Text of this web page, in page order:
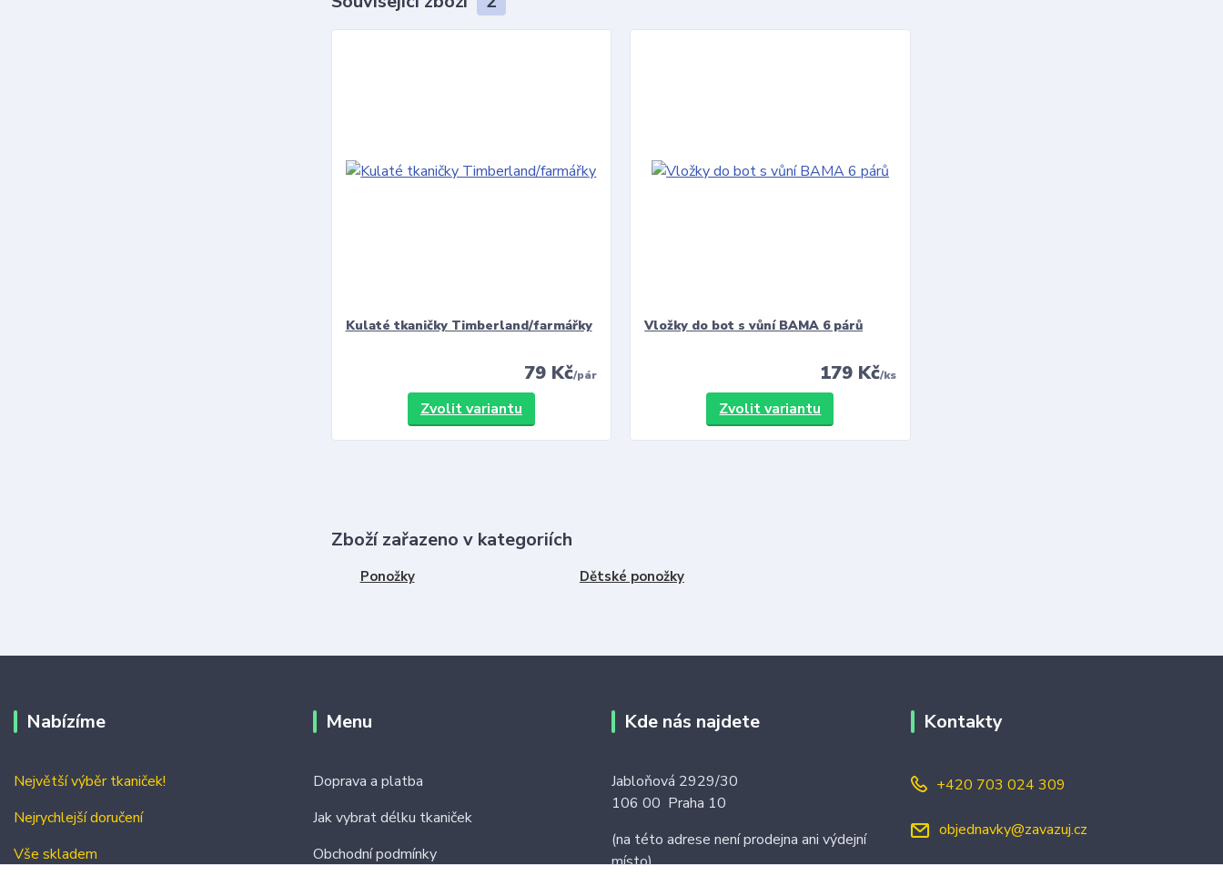
Kulaté tkaničky Timberland/farmářky
79 Kč/pár
Zvolit variantu
Vložky do bot s vůní BAMA 6 párů
179 Kč/ks
Zvolit variantu
Zboží zařazeno v kategoriích
Ponožky Dětské ponožky
Nabízíme
Největší výběr tkaniček!
Nejrychlejší doručení
Vše skladem
Menu
Doprava a platba
Jak vybrat délku tkaniček
Obchodní podmínky
Kde nás najdete
Jabloňová 2929/30
106 00 Praha 10
(na této adrese není prodejna ani výdejní
místo)
Kontakty
+420 703 024 309
objednavky@zavazuj.cz